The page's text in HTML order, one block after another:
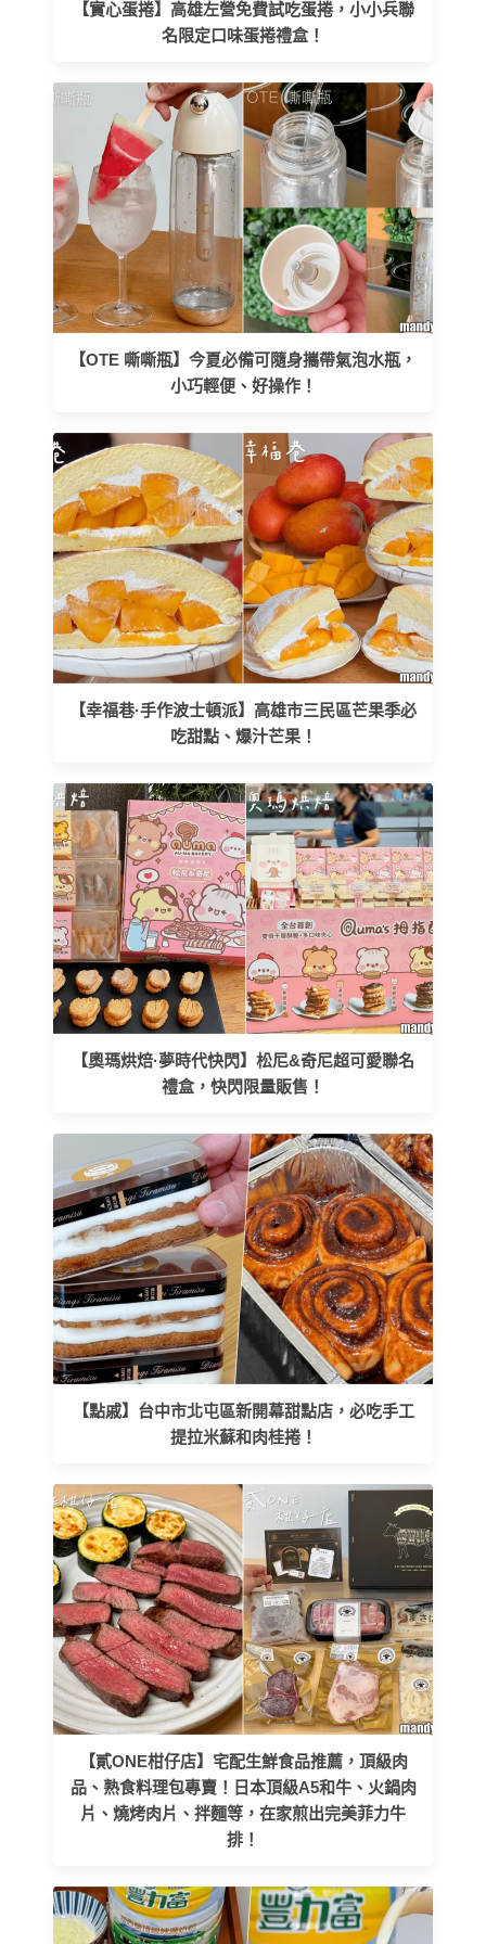
【實心蛋捲】高雄左營免費試吃蛋捲，小小兵聯
名限定口味蛋捲禮盒！
【OTE 嘶嘶瓶】今夏必備可隨身攜帶氣泡水瓶，
小巧輕便、好操作！
【幸福巷·手作波士頓派】高雄市三民區芒果季必
吃甜點、爆汁芒果！
【奧瑪烘焙·夢時代快閃】松尼&奇尼超可愛聯名
禮盒，快閃限量販售！
【點戚】台中市北屯區新開幕甜點店，必吃手工
提拉米蘇和肉桂捲！
【貳ONE柑仔店】宅配生鮮食品推薦，頂級肉
品、熟食料理包專賣！日本頂級A5和牛、火鍋肉
片、燒烤肉片、拌麵等，在家煎出完美菲力牛
排！